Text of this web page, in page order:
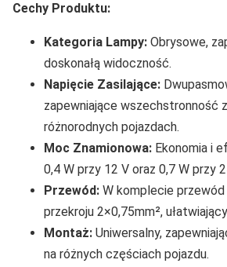
Cechy Produktu:
Kategoria Lampy: Obrysowe,
doskonałą widoczność.
Napięcie Zasilające:
zapewniające wszechstronność
różnorodnych pojazdach.
Moc Znamionowa: Ekonomia i
0,4 W przy 12 V oraz 0,7 W przy
Przewód: W komplecie przewód
przekroju 2×0,75mm²,
Montaż: Uniwersalny,
na różnych częściach pojazdu.